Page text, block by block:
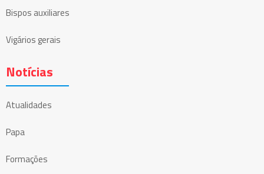
Bispos auxiliares
Vigários gerais
Notícias
Atualidades
Papa
Formações